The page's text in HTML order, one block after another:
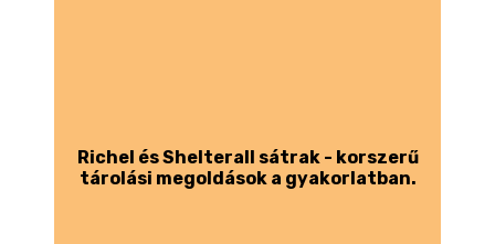
Richel és Shelterall sátrak - korszerű
tárolási megoldások a gyakorlatban.